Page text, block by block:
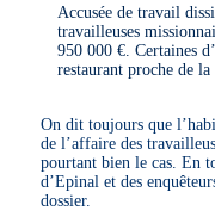
Accusée de travail
travailleuses
950 000 €. Certaines
restaurant proche de
On dit toujours que
de l’affaire des
pourtant bien le cas. En
d’Epinal et des
dossier.